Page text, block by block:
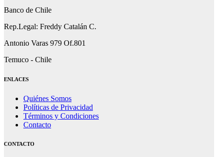
Banco de Chile
Rep.Legal: Freddy Catalán C.
Antonio Varas 979 Of.801
Temuco - Chile
ENLACES
Quiénes Somos
Políticas de Privacidad
Términos y Condiciones
Contacto
CONTACTO